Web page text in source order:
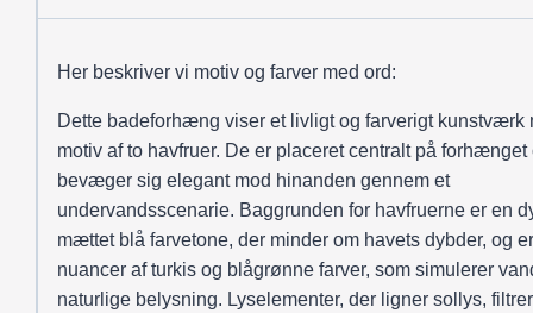
Her beskriver vi motiv og farver med ord:
Dette badeforhæng viser et livligt og farverigt kunstværk
motiv af to havfruer. De er placeret centralt på forhænget
bevæger sig elegant mod hinanden gennem et
undervandsscenarie. Baggrunden for havfruerne er en
mættet blå farvetone, der minder om havets dybder, og
nuancer af turkis og blågrønne farver, som simulerer
naturlige belysning. Lyselementer, der ligner sollys,